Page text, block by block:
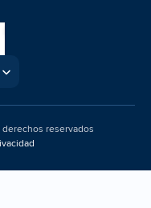
reservados